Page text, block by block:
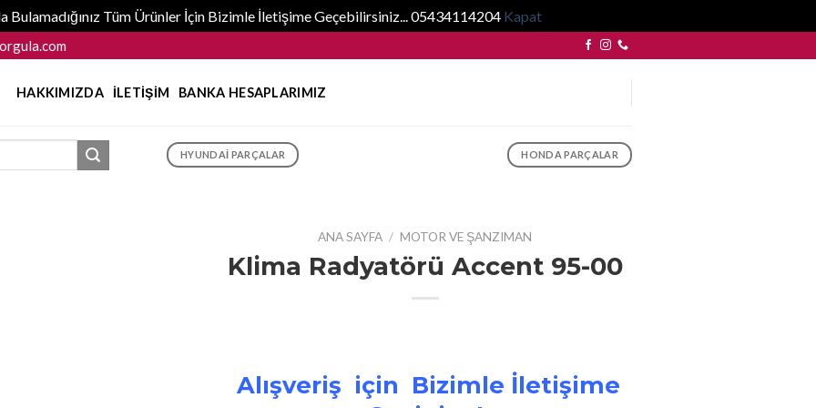
Bulamadığınız Tüm Ürünler İçin Bizimle İletişime Geçebilirsiniz... 05434114204 Kapat
HAKKIMIZDA İLETIŞIM BANKA HESAPLARIMIZ
HYUNDAI PARÇALAR HONDA PARÇALAR
ANA SAYFA / MOTOR VE ŞANZIMAN
Klima Radyatörü Accent 95-00
Alışveriş için Bizimle İletişime